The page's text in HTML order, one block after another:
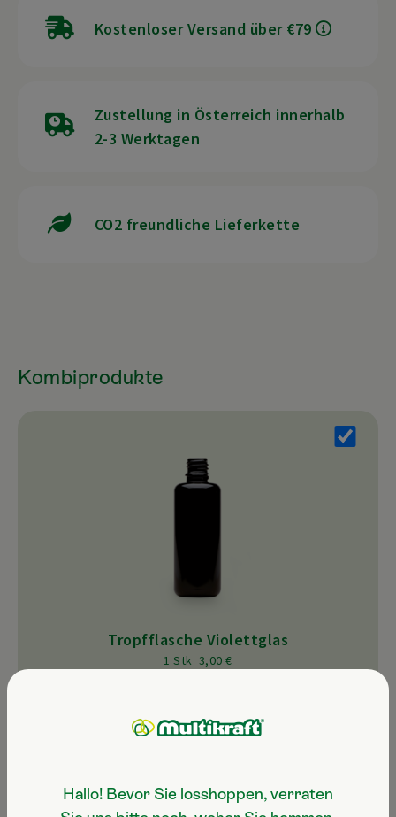
Kostenloser Versand über €79
Zustellung in Österreich innerhalb
2-3 Werktagen
CO2 freundliche Lieferkette
Kombiprodukte
Tropfflasche Violettglas
1 Stk 3,00 €
Hallo! Bevor Sie losshoppen, verraten